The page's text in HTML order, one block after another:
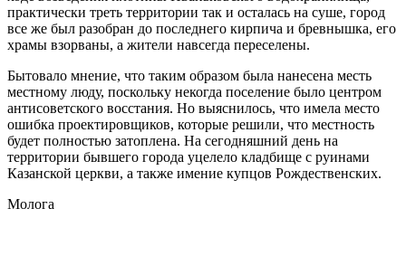
практически треть территории так и осталась на суше, город
все же был разобран до последнего кирпича и бревнышка, его
храмы взорваны, а жители навсегда переселены.
Бытовало мнение, что таким образом была нанесена месть
местному люду, поскольку некогда поселение было центром
антисоветского восстания. Но выяснилось, что имела место
ошибка проектировщиков, которые решили, что местность
будет полностью затоплена. На сегодняшний день на
территории бывшего города уцелело кладбище с руинами
Казанской церкви, а также имение купцов Рождественских.
Молога